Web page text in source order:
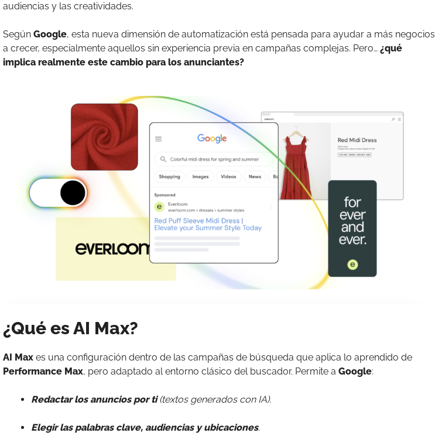
audiencias y las creatividades.
Según Google, esta nueva dimensión de automatización está pensada para ayudar a más negocios
a crecer, especialmente aquellos sin experiencia previa en campañas complejas. Pero… ¿qué
implica realmente este cambio para los anunciantes?
¿Qué es AI Max?
AI Max es una configuración dentro de las campañas de búsqueda que aplica lo aprendido de
Performance Max, pero adaptado al entorno clásico del buscador. Permite a Google:
Redactar los anuncios por ti(textos generados con IA).
Elegir las palabras clave, audiencias y ubicaciones.